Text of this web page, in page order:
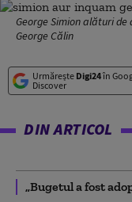
George Simion alături
George Călin
Urmărește Digi24în
Discover
DIN ARTICOL
„Bugetul a fost